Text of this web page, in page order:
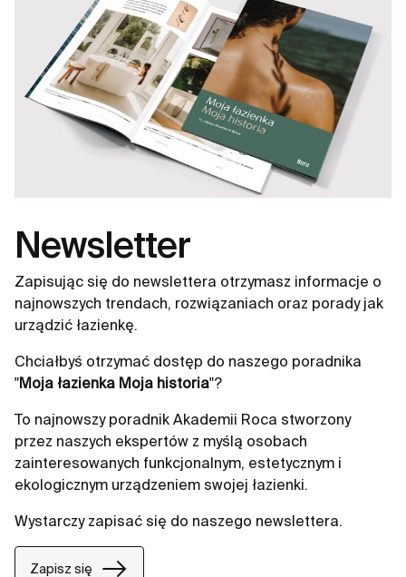
Newsletter
Zapisując się do newslettera otrzymasz informacje o
najnowszych trendach, rozwiązaniach oraz porady jak
urządzić łazienkę.
Chciałbyś otrzymać dostęp do naszego poradnika
"Moja łazienka Moja historia"?
To najnowszy poradnik Akademii Roca stworzony
przez naszych ekspertów z myślą osobach
zainteresowanych funkcjonalnym, estetycznym i
ekologicznym urządzeniem swojej łazienki.
Wystarczy zapisać się do naszego newslettera.
Zapisz się